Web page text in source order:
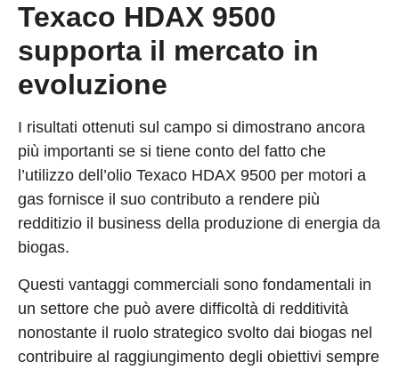
Texaco HDAX 9500
supporta il mercato in
evoluzione
I risultati ottenuti sul campo si dimostrano ancora
più importanti se si tiene conto del fatto che
l’utilizzo dell’olio Texaco HDAX 9500 per motori a
gas fornisce il suo contributo a rendere più
redditizio il business della produzione di energia da
biogas.
Questi vantaggi commerciali sono fondamentali in
un settore che può avere difficoltà di redditività
nonostante il ruolo strategico svolto dai biogas nel
contribuire al raggiungimento degli obiettivi sempre